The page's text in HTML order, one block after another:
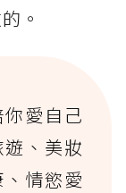
。
愛自己
、美妝
情慾愛